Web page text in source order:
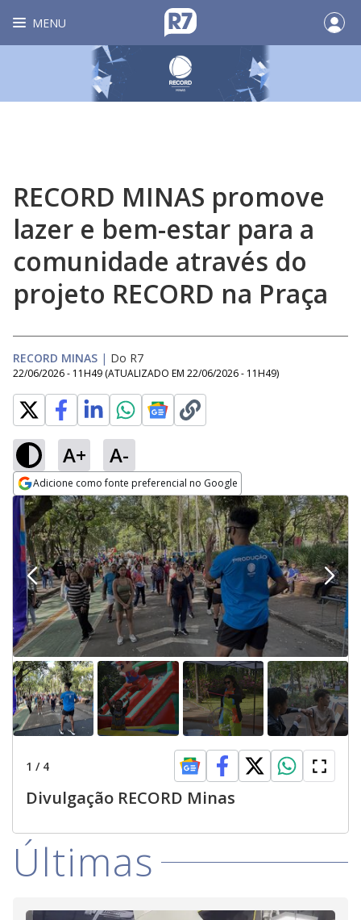
MENU
RECORD MINAS promove
lazer e bem-estar para a
comunidade através do
projeto RECORD na Praça
RECORD MINAS | Do R7
22/06/2026 - 11H49 (ATUALIZADO EM 22/06/2026 - 11H49)
A+ A-
Adicione como fonte preferencial no Google
Opens in new window
1 / 4
Divulgação RECORD Minas
Últimas